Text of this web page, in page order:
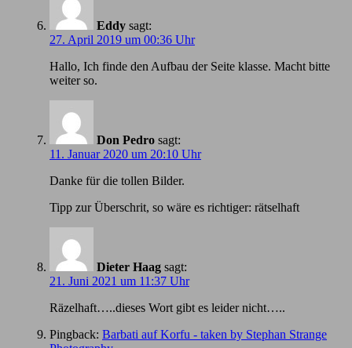
Eddy sagt:
27. April 2019 um 00:36 Uhr
Hallo, Ich finde den Aufbau der Seite klasse. Macht bitte
weiter so.
Don Pedro sagt:
11. Januar 2020 um 20:10 Uhr
Danke für die tollen Bilder.
Tipp zur Überschrit, so wäre es richtiger: rätselhaft
Dieter Haag sagt:
21. Juni 2021 um 11:37 Uhr
Räzelhaft…..dieses Wort gibt es leider nicht…..
Pingback: Barbati auf Korfu - taken by Stephan Strange